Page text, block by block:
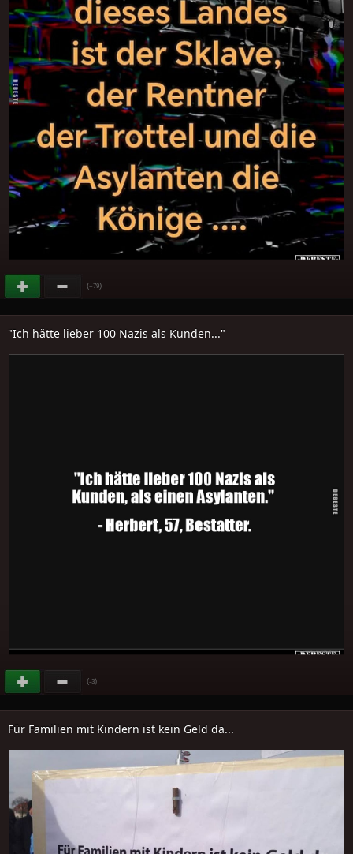
(+79)
"Ich hätte lieber 100 Nazis als Kunden..."
(-3)
Für Familien mit Kindern ist kein Geld da...